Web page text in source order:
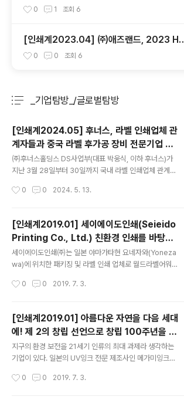
성 0 1 조회 6
[인쇄계2023.04] ㈜애즈랜드, 2023 HP
Indigo Loyalty Club Awards 수상
0 0 조회 6
_기업탐방_/글로벌탐방
[인쇄계2024.05] 후너스, 라벨 인쇄업체 관
계자들과 중국 라벨 후가공 장비 전문기업 리
본(Reborn) 제조 현장 방문
㈜후너스홀딩스 DS사업부(대표 박웅식, 이하 후너스)가
지난 3월 28일부터 30일까지 국내 라벨 인쇄업체 관계자
현장을 방문했다. 이번 행사는 후너스가 최근 국내 독점 파
력을 확인하고, 리본(Reborn)에서 제작하고 있는 다양한
솔루션에 대한 이해를 높이기 위해 마련된 것으로 20여 명
의 라벨 인쇄 관계자들이 함께 했다. 이번 일정에는 박웅식
대표와 조영렬 상무이사, 손동구 부사장, 최성택 이사, 최용
외영업이사가 일정 내내 한국 방문단과 함께 동행하면서
0 0 2024. 5. 13.
[인쇄계2019.01] 세이에이도인쇄(Seieido
Printing Co., Ltd.) 친환경 인쇄를 바탕으
로 고도의 기술적 예술 인쇄(High Technic
al Art Printing)를 추구
세이에이도인쇄㈜는 일본 야마가타현 요네자와(Yoneza
wa)에 위치한 패키징 및 라벨 인쇄 업체로 월드라벨어워즈
는 오노가와 온천으로 유명한 도시로 온천을 비롯해, 쌀과
는 이러한 특산품을 위한 패키징 및 라벨 인쇄 외에도 화장
품을 비롯해 주류와 음료, 그리고 다양한 과자와 젤리 등의
가공식품을 위한 인쇄 서비스를 제공하고 있다. 월드라벨
어워즈를 비롯해 다양한 일본 국내외 경연에서 많은 상을
수상한 세이에이도인쇄는 일본 라벨인쇄업계에서 인쇄 품
도 주목할 만한 인쇄사로 평가받고 있다. 원스톱 맞춤형 서
0 0 2019. 7. 3.
[인쇄계2019.01] 아름다운 자연을 다음 세대
에! 제 2의 창립 선언으로 창립 100주년을 향
해 나아가고 있는 메가미잉크㈜
지구의 환경 보전을 21세기 인류의 최대 과제라 생각하는
기업이 있다. 일본의 UV잉크 전문 제조사인 메가미잉크㈜
다. 차세대의 꿈을 지켜나갈 수 있도록, 지속 가능한 사회를
0 0 2019. 7. 3.